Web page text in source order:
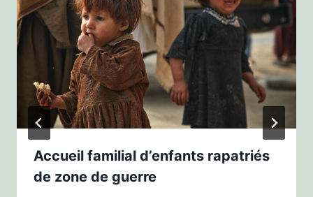
Accueil familial d’enfants rapatriés
de zone de guerre